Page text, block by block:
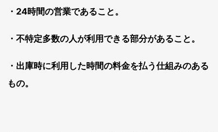
・24時間の営業であること。
・不特定多数の人が利用できる部分があること。
・出庫時に利用した時間の料金を払う仕組みのある
もの。